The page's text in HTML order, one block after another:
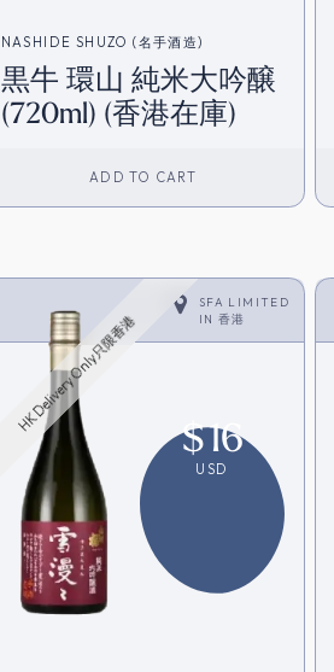
NASHIDE SHUZO (名手酒造)
黒牛 環山 純米大吟醸
(720ml) (香港在庫)
ADD TO CART
SFA LIMITED
IN香港
HK Delivery Only只限香港
$16
USD